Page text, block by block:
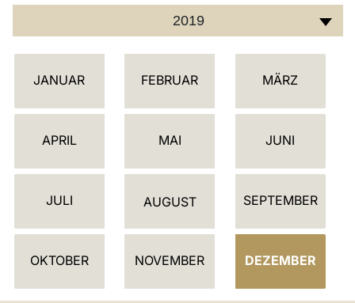
2019
K
L
D
R
JANUAR FEBRUAR MÄRZ
APRIL MAI JUNI
JULI AUGUST SEPTEMBER
OKTOBER NOVEMBER DEZEMBER